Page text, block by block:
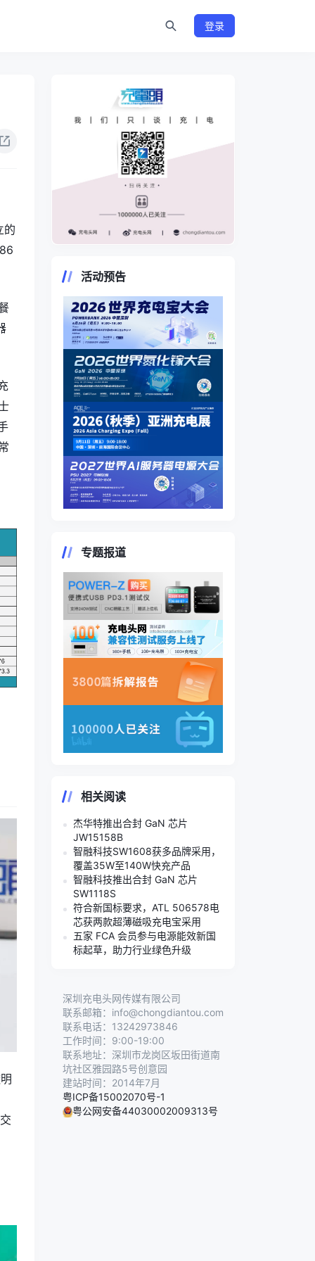
登录
的
活动预告
专题报道
相关阅读
杰华特推出合封 GaN 芯片
JW15158B
智融科技SW1608获多品牌采用，
覆盖35W至140W快充产品
智融科技推出合封 GaN 芯片
SW1118S
符合新国标要求，ATL 506578电
芯获两款超薄磁吸充电宝采用
五家 FCA 会员参与电源能效新国
标起草，助力行业绿色升级
深圳充电头网传媒有限公司
联系邮箱：info@chongdiantou.com
联系电话：13242973846
工作时间：9:00-19:00
联系地址：深圳市龙岗区坂田街道南
坑社区雅园路5号创意园
建站时间：2014年7月
粤ICP备15002070号-1
粤公网安备44030002009313号